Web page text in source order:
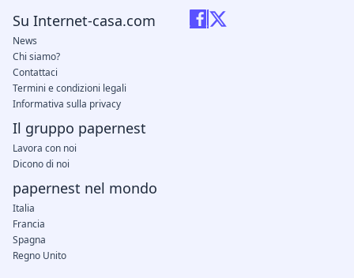
Su Internet-casa.com
News
Chi siamo?
Contattaci
Termini e condizioni legali
Informativa sulla privacy
Il gruppo papernest
Lavora con noi
Dicono di noi
papernest nel mondo
Italia
Francia
Spagna
Regno Unito